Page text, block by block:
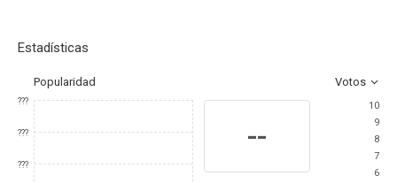
Estadísticas
Popularidad Votos
???
???
???
--
10
9
8
7
6